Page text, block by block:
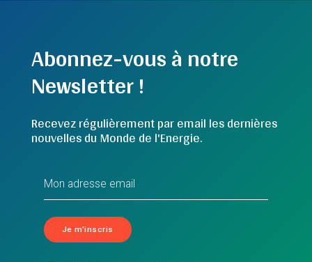
Abonnez-vous à notre
Newsletter !
Recevez régulièrement par email les dernières
nouvelles du Monde de l'Energie.